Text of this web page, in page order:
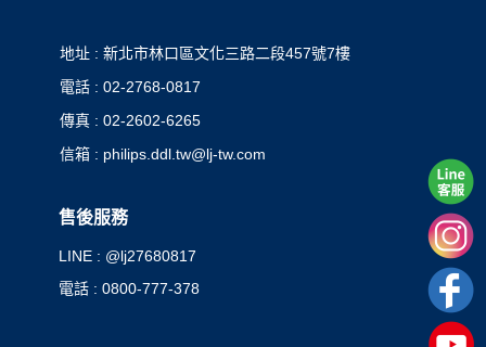
地址 : 新北市林口區文化三路二段457號7樓
電話 : 02-2768-0817
傳真 : 02-2602-6265
信箱 : philips.ddl.tw@lj-tw.com
售後服務
LINE : @lj27680817
電話 : 0800-777-378